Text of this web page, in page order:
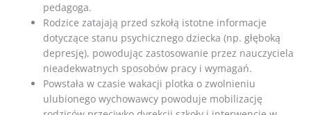
pedagoga.
Rodzice zatajają przed szkołą istotne informacje
dotyczące stanu psychicznego dziecka (np. głęboką
depresję), powodując zastosowanie przez nauczyciela
nieadekwatnych sposobów pracy i wymagań.
Powstała w czasie wakacji plotka o zwolnieniu
ulubionego wychowawcy powoduje mobilizację